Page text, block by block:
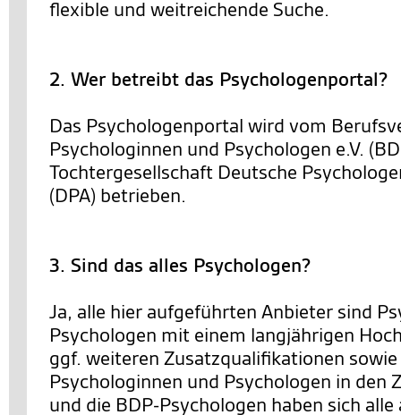
flexible und weitreichende Suche.
2. Wer betreibt das Psychologenportal?
Das Psychologenportal wird vom
Psychologinnen und Psychologen e.V.
Tochtergesellschaft Deutsche
(DPA) betrieben.
3. Sind das alles Psychologen?
Ja, alle hier aufgeführten Anbieter sind
Psychologen mit einem langjährigen
ggf. weiteren Zusatzqualifikationen
Psychologinnen und Psychologen in den
und die BDP-Psychologen haben sich